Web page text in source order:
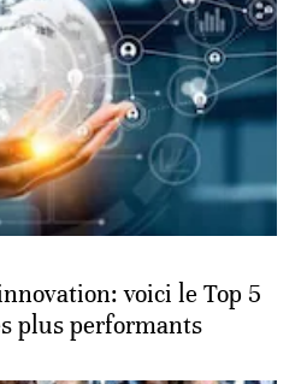
voici le Top 5
plus performants